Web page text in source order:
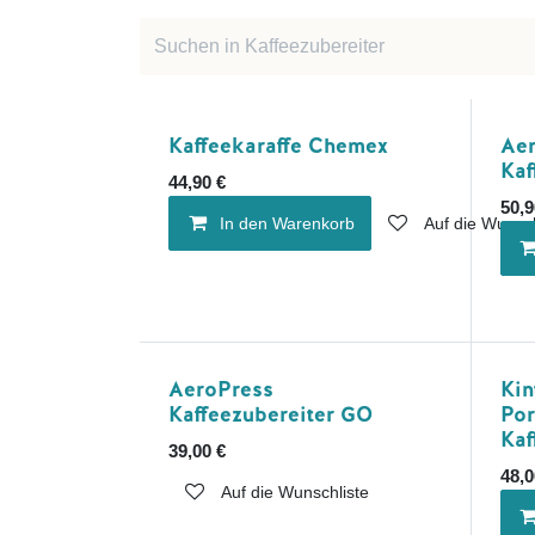
Kaffeekaraffe Chemex
44,90 €
In den Warenkorb Auf die
AeroPress
Kaffeezubereiter GO
39,00 €
Auf die Wunschliste